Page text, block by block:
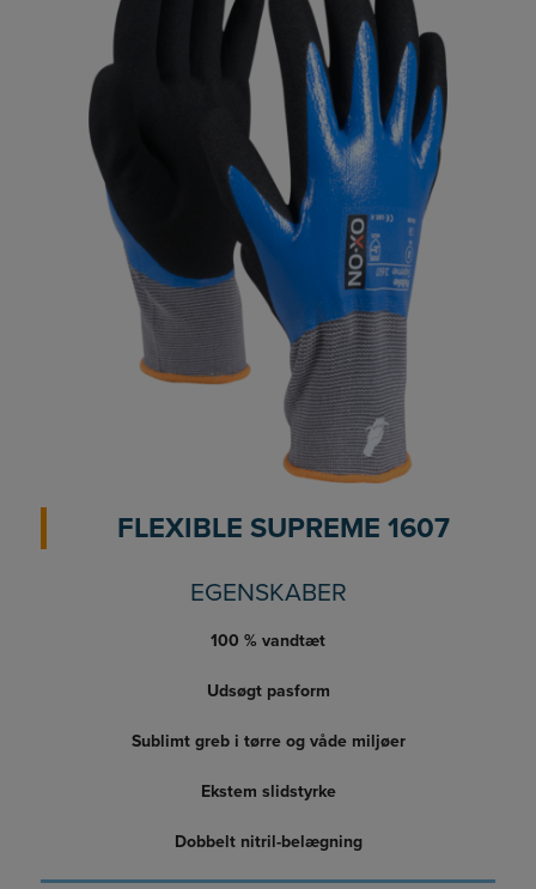
FLEXIBLE SUPREME 1607
EGENSKABER
100 % vandtæt
Udsøgt pasform
Sublimt greb i tørre og våde miljøer
Ekstem slidstyrke
Dobbelt nitril-belægning